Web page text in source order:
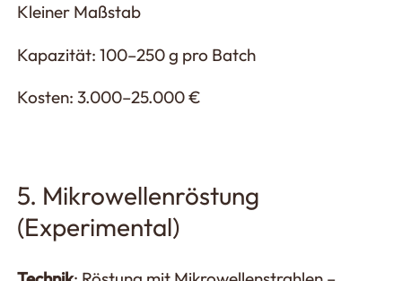
Kleiner Maßstab
Kapazität: 100–250 g pro Batch
Kosten: 3.000–25.000 €
5. Mikrowellenröstung
(Experimental)